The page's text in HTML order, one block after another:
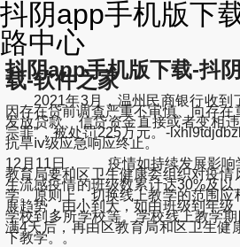
抖阴app手机版下
路中心
抖阴app手机版下载-抖
载-软件之家
2021年3月，温州民商银行收到
因存在贷前调查严重不审慎、向存在
发放贷款、信贷资金直接或者变相
宗罪”，被处罚225万元。-
抗旱ⅳ级应急响应终止。
12月11日， 疫情如持续发展影响
教育局要和区卫生健康委组织对疫
生流感疫情的班级数累计达30%及以
学。原则上，切换线上教学的范围
展趋势，由小到大，如由班级到年
学校到多所学校等。学校线上教学
满4天后，再由区教育局和区卫生健
下教学。。